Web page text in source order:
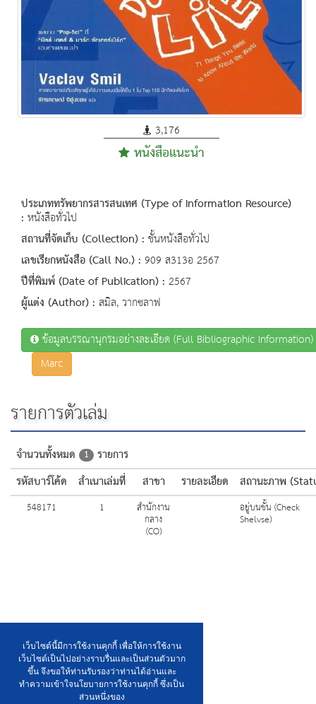
เว็บไซต์นี้มีการใช้งานคุกกี้ เพื่อให้การใช้งาน
เว็บไซต์เป็นไปอย่างราบรื่นและเป็นส่วนตัวมาก
ขึ้น จึงขอให้ท่านรับรองว่าท่านได้อ่านและ
ทำความเข้าใจนโยบายการใช้งานคุกกี้ ซึ่งเป็น
ส่วนหนึ่งของ
3,176
หนังสือแนะนำ
ประเภททรัพยากรสารสนเทศ (Type of Information Resource)
: หนังสือทั่วไป
สถานที่จัดเก็บ (Collection) : ชั้นหนังสือทั่วไป
เลขเรียกหนังสือ (Call No.) : 909 ส313อ 2567
ปีที่พิมพ์ (Date of Publication) : 2567
ผู้แต่ง (Author) : สมิล, วากซลาฟ
ข้อมูลบรรณานุกรมอย่างละเอียด (Full Bibliographic Information)
Marc
รายการตัวเล่ม
จำนวนทั้งหมด 1 รายการ
รหัสบาร์โค้ด
สำเนาเล่มที่ สาขา รายละเอียด สถานะภาพ
548171 1 สำนักงาน
กลาง
(CO)
อยู่บนชั้น (Check
Shelvse)